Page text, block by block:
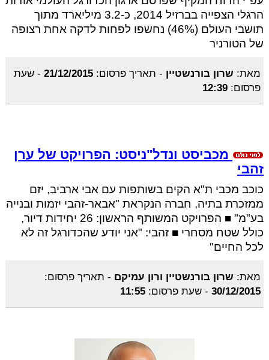
הרגלי הצפייה בברזיל 2014, כ-3.2 מיליארד מתוך
תושבי העולם (46%) נחשפו לפחות לדקה אחת רצופה
של הטורניר
מאת: שרון בורנשטיין - תאריך פרסום: 21/12/2015
- שעת
פרסום: 12:39
מכביסט ונדל"ניסט: הפרויקט של ערן
זהבי
כוכב מכבי ת"א הקים בשותפות עם אבי ארביב, יזם
ממזכרת בתיה, חברה הנקראת "אבאר-זהבי יזמות ובנייה
בע"מ" ■ הפרויקט המשותף הראשון: 26 יחידות דיור,
כולל שטח מסחרי ■ זהבי: "אני יודע שהכדורגל זה לא
לכל החיים"
מאת: שרון בורנשטיין ורון עמיקם - תאריך פרסום:
30/12/2015
- שעת פרסום: 11:55